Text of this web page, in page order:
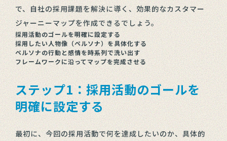
で、自社の採用課題を解決に導く、効果的なカスタマー
ジャーニーマップを作成できるでしょう。
採用活動のゴールを明確に設定する
採用したい人物像（ペルソナ）を具体化する
ペルソナの行動と感情を時系列で洗い出す
フレームワークに沿ってマップを完成させる
ステップ1：採用活動のゴールを
明確に設定する
最初に、今回の採用活動で何を達成したいのか、具体的